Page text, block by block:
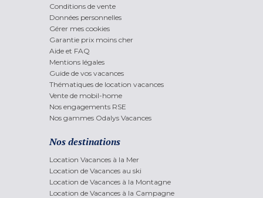
Conditions de vente
Données personnelles
Gérer mes cookies
Garantie prix moins cher
Aide et FAQ
Mentions légales
Guide de vos vacances
Thématiques de location vacances
Vente de mobil-home
Nos engagements RSE
Nos gammes Odalys Vacances
Nos destinations
Location Vacances à la Mer
Location de Vacances au ski
Location de Vacances à la Montagne
Location de Vacances à la Campagne